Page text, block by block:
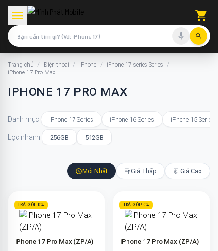
Trang chủ / Điện thoại / iPhone / iPhone 17 series Series
/
iPhone 17 Pro Max
IPHONE 17 PRO MAX
Danh mục: iPhone 17 Series iPhone 16 Series iPhone 15 Series
Lọc nhanh: 256GB 512GB
Mới Nhất Giá Thấp Giá Cao
TRẢ GÓP 0%
iPhone 17 Pro Max (ZP/A)
TRẢ GÓP 0%
iPhone 17 Pro Max (ZP/A)